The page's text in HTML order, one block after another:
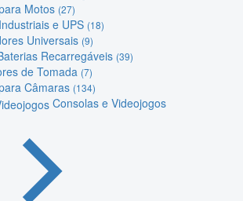
Motos (27)
e UPS (18)
Universais (9)
Recarregáveis (39)
de Tomada (7)
Câmaras (134)
Consolas e Videojogos